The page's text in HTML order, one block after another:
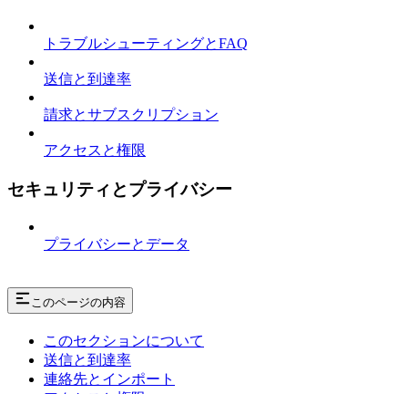
トラブルシューティングとFAQ
送信と到達率
請求とサブスクリプション
アクセスと権限
セキュリティとプライバシー
プライバシーとデータ
このページの内容
このセクションについて
送信と到達率
連絡先とインポート